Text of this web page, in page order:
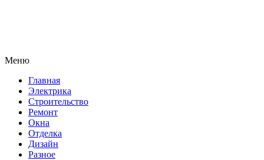
Меню
Главная
Электрика
Строительство
Ремонт
Окна
Отделка
Дизайн
Разное